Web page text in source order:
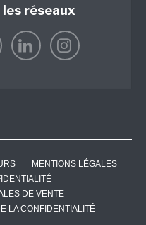
réseaux
MENTIONS LÉGALES
DE VENTE
LA CONFIDENTIALITÉ